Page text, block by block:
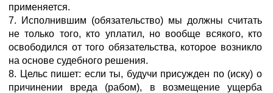
применяется.
7. Исполнившим (обязательство) мы должны считать
не только того, кто уплатил, но вообще всякого, кто
освободился от того обязательства, которое возникло
на основе судебного решения.
8. Цельс пишет: если ты, будучи присужден по (иску) о
причинении вреда (рабом), в возмещение ущерба